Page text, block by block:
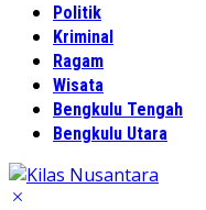
Politik
Kriminal
Ragam
Wisata
Bengkulu Tengah
Bengkulu Utara